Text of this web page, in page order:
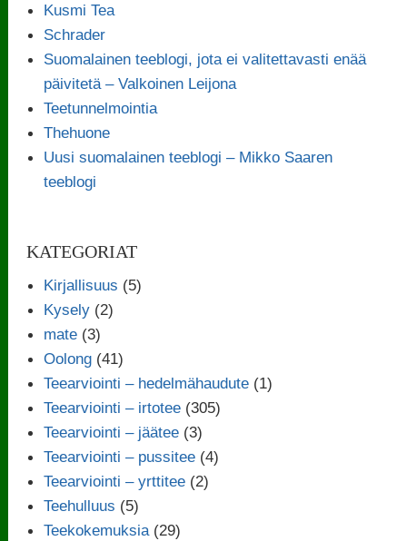
Kusmi Tea
Schrader
Suomalainen teeblogi, jota ei valitettavasti enää
päivitetä – Valkoinen Leijona
Teetunnelmointia
Thehuone
Uusi suomalainen teeblogi – Mikko Saaren
teeblogi
KATEGORIAT
Kirjallisuus (5)
Kysely (2)
mate (3)
Oolong (41)
Teearviointi – hedelmähaudute (1)
Teearviointi – irtotee (305)
Teearviointi – jäätee (3)
Teearviointi – pussitee (4)
Teearviointi – yrttitee (2)
Teehulluus (5)
Teekokemuksia(29)